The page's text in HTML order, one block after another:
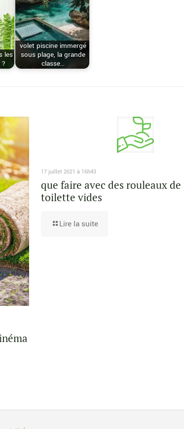
les
volet piscine immergé
sous plage, la grande
classe…
17 juillet 2021 à 16h43
que faire avec des rouleaux
toilette vides
Lire la suite